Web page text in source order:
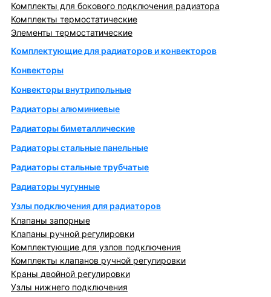
Комплекты для бокового подключения радиатора
Комплекты термостатические
Элементы термостатические
Комплектующие для радиаторов и конвекторов
Конвекторы
Конвекторы внутрипольные
Радиаторы алюминиевые
Радиаторы биметаллические
Радиаторы стальные панельные
Радиаторы стальные трубчатые
Радиаторы чугунные
Узлы подключения для радиаторов
Клапаны запорные
Клапаны ручной регулировки
Комплектующие для узлов подключения
Комплекты клапанов ручной регулировки
Краны двойной регулировки
Узлы нижнего подключения